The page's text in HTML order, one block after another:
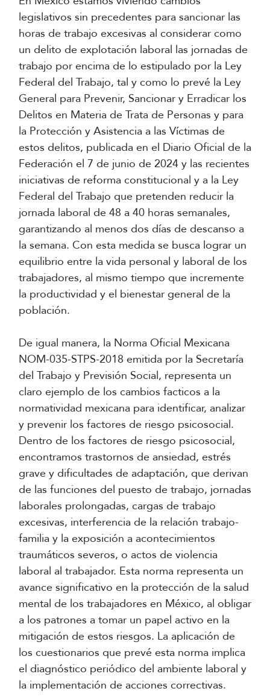
legislativos sin precedentes para sancionar las
horas de trabajo excesivas al considerar como
un delito de explotación laboral las jornadas de
trabajo por encima de lo estipulado por la Ley
Federal del Trabajo, tal y como lo prevé la Ley
General para Prevenir, Sancionar y Erradicar los
Delitos en Materia de Trata de Personas y para
la Protección y Asistencia a las Víctimas de
estos delitos, publicada en el Diario Oficial de la
Federación el 7 de junio de 2024 y las recientes
iniciativas de reforma constitucional y a la Ley
Federal del Trabajo que pretenden reducir la
jornada laboral de 48 a 40 horas semanales,
garantizando al menos dos días de descanso a
la semana. Con esta medida se busca lograr un
equilibrio entre la vida personal y laboral de los
trabajadores, al mismo tiempo que incremente
la productividad y el bienestar general de la
población.
De igual manera, la Norma Oficial Mexicana
NOM-035-STPS-2018 emitida por la Secretaría
del Trabajo y Previsión Social, representa un
claro ejemplo de los cambios facticos a la
normatividad mexicana para identificar, analizar
y prevenir los factores de riesgo psicosocial.
Dentro de los factores de riesgo psicosocial,
encontramos trastornos de ansiedad, estrés
grave y dificultades de adaptación, que derivan
de las funciones del puesto de trabajo, jornadas
laborales prolongadas, cargas de trabajo
excesivas, interferencia de la relación trabajo-
familia y la exposición a acontecimientos
traumáticos severos, o actos de violencia
laboral al trabajador. Esta norma representa un
avance significativo en la protección de la salud
mental de los trabajadores en México, al obligar
a los patrones a tomar un papel activo en la
mitigación de estos riesgos. La aplicación de
los cuestionarios que prevé esta norma implica
el diagnóstico periódico del ambiente laboral y
la implementación de acciones correctivas.